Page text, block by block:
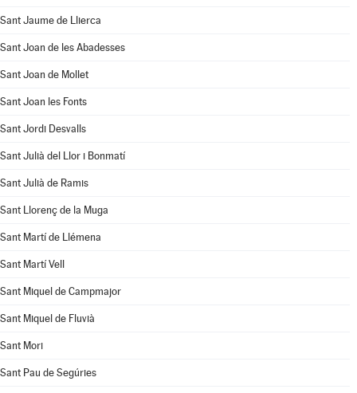
Sant Jaume de Llierca
Sant Joan de les Abadesses
Sant Joan de Mollet
Sant Joan les Fonts
Sant Jordi Desvalls
Sant Julià del Llor i Bonmatí
Sant Julià de Ramis
Sant Llorenç de la Muga
Sant Martí de Llémena
Sant Martí Vell
Sant Miquel de Campmajor
Sant Miquel de Fluvià
Sant Mori
Sant Pau de Segúries